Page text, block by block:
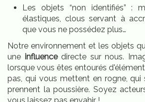
Les objets “non identifiés” :
élastiques, clous servant à
que vous ne possédez plus…
Notre environnement et les objets
une influencedirecte sur nous.
lorsque vous êtes entourés
pas, qui vous mettent en rogne, qui
prennent la poussière. Soyez